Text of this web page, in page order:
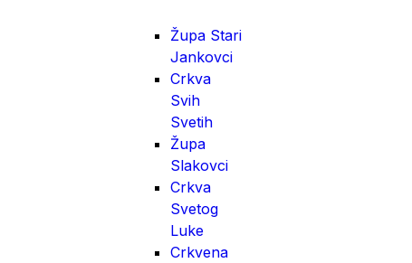
Župa Stari
Jankovci
Crkva
Svih
Svetih
Župa
Slakovci
Crkva
Svetog
Luke
Crkvena